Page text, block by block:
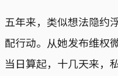
五年来，类似想法隐约
配行动。从她发布维权
当日算起，十几天来，